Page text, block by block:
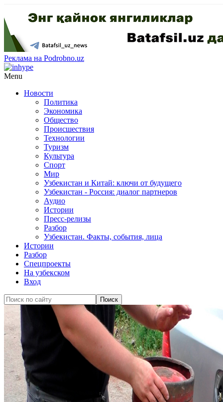
Реклама на Podrobno.uz
Menu
Новости
Политика
Экономика
Общество
Происшествия
Технологии
Туризм
Культура
Спорт
Мир
Узбекистан и Китай: ключи от будущего
Узбекистан - Россия: диалог партнеров
Аудио
Истории
Пресс-релизы
Разбор
Узбекистан. Факты, события, лица
Истории
Разбор
Спецпроекты
На узбекском
Вход